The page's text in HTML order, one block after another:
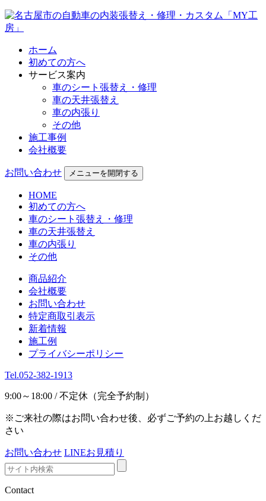
ホーム
初めての方へ
サービス案内
車のシート張替え・修理
車の天井張替え
車の内張り
その他
施工事例
会社概要
お問い合わせ メニューを開閉する
HOME
初めての方へ
車のシート張替え・修理
車の天井張替え
車の内張り
その他
商品紹介
会社概要
お問い合わせ
特定商取引表示
新着情報
施工例
プライバシーポリシー
Tel.052-382-1913
9:00～18:00 / 不定休（完全予約制）
※ご来社の際はお問い合わせ後、必ずご予約の上お越しくだ
さい
お問い合わせ LINEお見積り
Contact